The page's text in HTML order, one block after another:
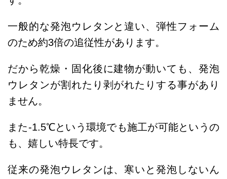
一般的な発泡ウレタンと違い、弾性フォーム
のため約3倍の追従性があります。
だから乾燥・固化後に建物が動いても、発泡
ウレタンが割れたり剥がれたりする事があり
ません。
また-1.5℃という環境でも施工が可能というの
も、嬉しい特長です。
従来の発泡ウレタンは、寒いと発泡しないん